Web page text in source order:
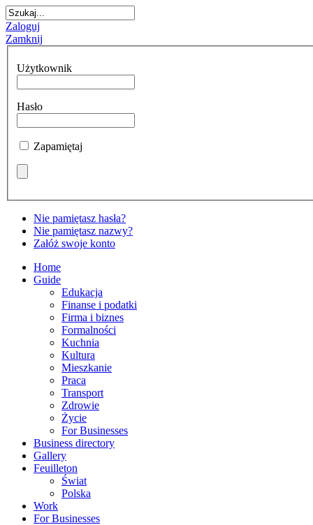
Zaloguj
Zamknij
Użytkownik
Hasło
Zapamiętaj
Nie pamiętasz hasła?
Nie pamiętasz nazwy?
Załóż swoje konto
Home
Guide
Edukacja
Finanse i podatki
Firma i biznes
Formalności
Kuchnia
Kultura
Mieszkanie
Praca
Transport
Zdrowie
Życie
For Businesses
Business directory
Gallery
Feuilleton
Świat
Polska
Work
For Businesses